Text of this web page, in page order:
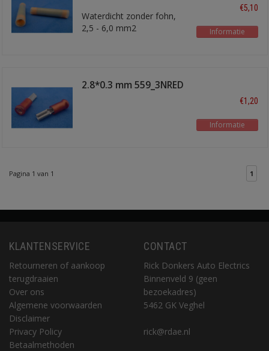
Waterdicht zonder fohn,
2,5 - 6,0 mm2
€5,10
Informatie
2.8*0.3 mm 559_3NRED
€1,20
Informatie
Pagina 1 van 1 1
KLANTENSERVICE
Retourneren of aankoop
terugdraaien
Over ons
Algemene voorwaarden
Disclaimer
Privacy Policy
Betaalmethoden
CONTACT
Rick Donkers Auto Electrics
Binnenveld 9 (geen
bezoekadres)
5462 GK Veghel
rick@rdae.nl